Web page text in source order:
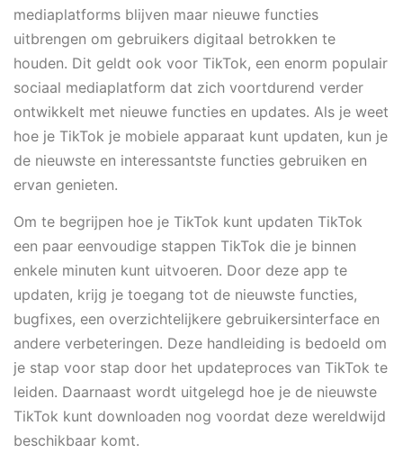
mediaplatforms blijven maar nieuwe functies
uitbrengen om gebruikers digitaal betrokken te
houden. Dit geldt ook voor TikTok, een enorm populair
sociaal mediaplatform dat zich voortdurend verder
ontwikkelt met nieuwe functies en updates. Als je weet
hoe je TikTok je mobiele apparaat kunt updaten, kun je
de nieuwste en interessantste functies gebruiken en
ervan genieten.
Om te begrijpen hoe je TikTok kunt updaten TikTok
een paar eenvoudige stappen TikTok die je binnen
enkele minuten kunt uitvoeren. Door deze app te
updaten, krijg je toegang tot de nieuwste functies,
bugfixes, een overzichtelijkere gebruikersinterface en
andere verbeteringen. Deze handleiding is bedoeld om
je stap voor stap door het updateproces van TikTok te
leiden. Daarnaast wordt uitgelegd hoe je de nieuwste
TikTok kunt downloaden nog voordat deze wereldwijd
beschikbaar komt.